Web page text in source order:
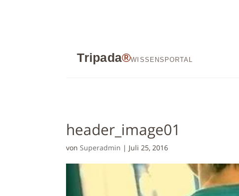
Tripada®WISSENSPORTAL
header_image01
von Superadmin | Juli 25, 2016